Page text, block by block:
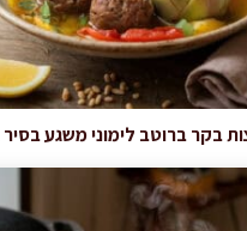
בקר ברוטב לימוני משגע